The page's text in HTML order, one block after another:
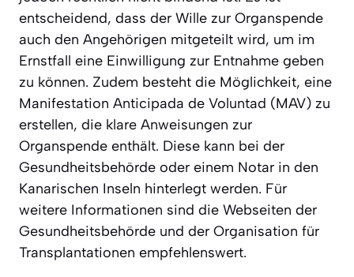
entscheidend, dass der Wille zur Organspende
auch den Angehörigen mitgeteilt wird, um im
Ernstfall eine Einwilligung zur Entnahme geben
zu können. Zudem besteht die Möglichkeit, eine
Manifestation Anticipada de Voluntad (MAV) zu
erstellen, die klare Anweisungen zur
Organspende enthält. Diese kann bei der
Gesundheitsbehörde oder einem Notar in den
Kanarischen Inseln hinterlegt werden. Für
weitere Informationen sind die Webseiten der
Gesundheitsbehörde und der Organisation für
Transplantationen empfehlenswert.